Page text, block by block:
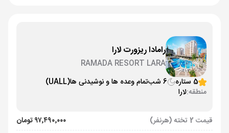
رامادا ریزورت لارا
RAMADA RESORT LARA
5 ستاره
6 شب تمام وعده ها و نوشیدنی ها(UALL)
منطقه:لارا
قیمت 2 تخته (هرنفر)
۹۷٬۴۹۰٬۰۰۰ تومان